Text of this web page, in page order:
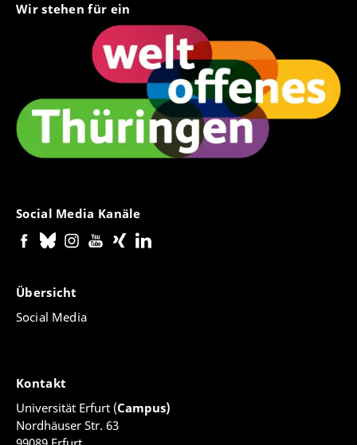
Wir stehen für ein
Social Media Kanäle
Übersicht
Social Media
Kontakt
Universität Erfurt (Campus)
Nordhäuser Str. 63